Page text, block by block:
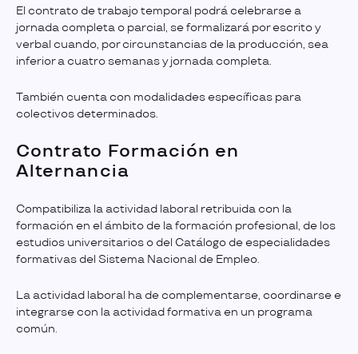
El contrato de trabajo temporal podrá celebrarse a
jornada completa o parcial, se formalizará por escrito y
verbal cuando, por circunstancias de la producción, sea
inferior a cuatro semanas y jornada completa.
También cuenta con modalidades específicas para
colectivos determinados.
Contrato Formación en
Alternancia
Compatibiliza la actividad laboral retribuida con la
formación en el ámbito de la formación profesional, de los
estudios universitarios o del Catálogo de especialidades
formativas del Sistema Nacional de Empleo.
La actividad laboral ha de complementarse, coordinarse e
integrarse con la actividad formativa en un programa
común.